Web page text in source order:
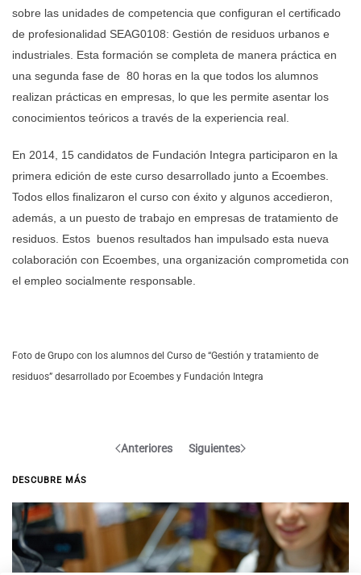
sobre las unidades de competencia que configuran el certificado
de profesionalidad SEAG0108: Gestión de residuos urbanos e
industriales. Esta formación se completa de manera práctica en
una segunda fase de 80 horas en la que todos los alumnos
realizan prácticas en empresas, lo que les permite asentar los
conocimientos teóricos a través de la experiencia real.
En 2014, 15 candidatos de Fundación Integra participaron en la
primera edición de este curso desarrollado junto a Ecoembes.
Todos ellos finalizaron el curso con éxito y algunos accedieron,
además, a un puesto de trabajo en empresas de tratamiento de
residuos. Estos buenos resultados han impulsado esta nueva
colaboración con Ecoembes, una organización comprometida con
el empleo socialmente responsable.
Foto de Grupo con los alumnos del Curso de “Gestión y tratamiento de
residuos” desarrollado por Ecoembes y Fundación Integra
Anteriores Siguientes
DESCUBRE MÁS